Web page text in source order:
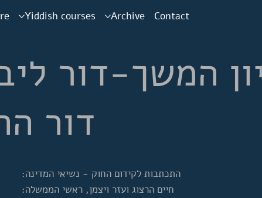
Contact
Archive
Yiddish courses
המשך-דור
דור
התכתבות לקידום החוק - נשיאי המדינה:
חיים הרצוג ועזר ויצמן, ראשי הממשלה: